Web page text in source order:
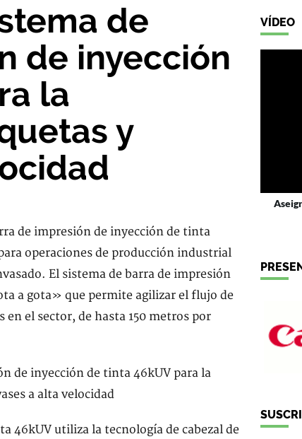
de
de inyección
la
y
de impresión de inyección de tinta
operaciones de producción industrial
El sistema de barra de impresión
a gota» que permite agilizar el flujo de
el sector, de hasta 150 metros por
46kUV utiliza la tecnología de cabezal de
VÍDEO